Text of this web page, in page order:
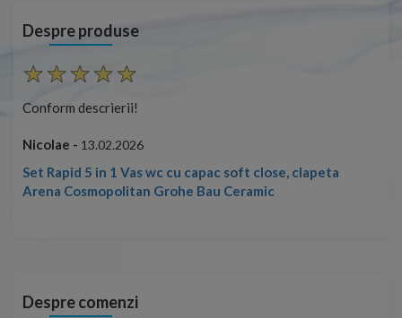
Despre produse
Conform descrierii!
Nicolae - 13.02.2026
Set Rapid 5 in 1 Vas wc cu capac soft close, clapeta
Arena Cosmopolitan Grohe Bau Ceramic
Despre comenzi